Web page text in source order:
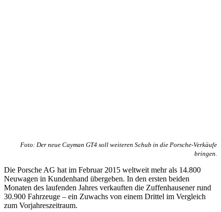
Foto: Der neue Cayman GT4 soll weiteren Schub in die Porsche-Verkäufe
bringen.
Die Porsche AG hat im Februar 2015 weltweit mehr als 14.800
Neuwagen in Kundenhand übergeben. In den ersten beiden
Monaten des laufenden Jahres verkauften die Zuffenhausener rund
30.900 Fahrzeuge – ein Zuwachs von einem Drittel im Vergleich
zum Vorjahreszeitraum.